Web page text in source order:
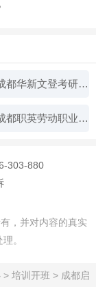
成都华新文登考研辅导中心
成都职英劳动职业技能培训学校
303-880
，并对内容的真实
。
> 培训开班 > 成都启